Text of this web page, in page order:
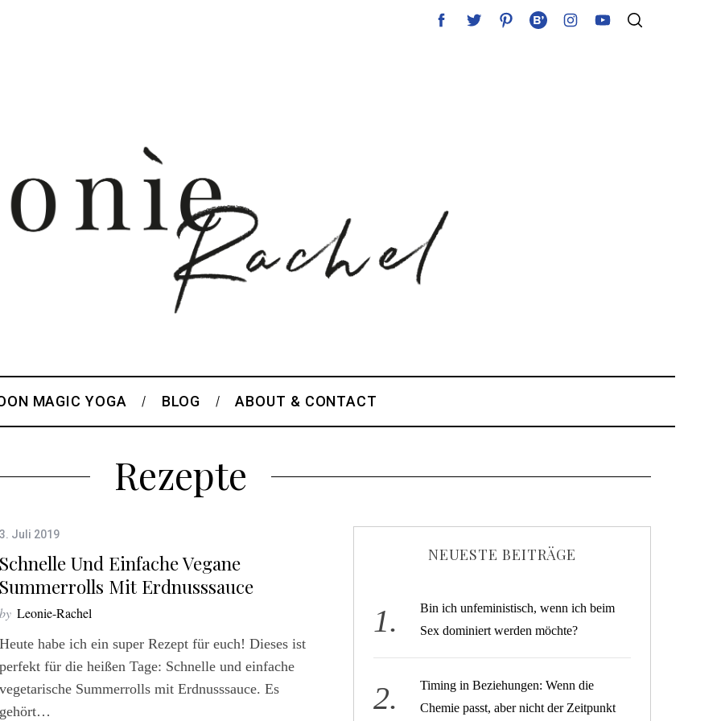
MAGIC YOGA BLOG ABOUT & CONTACT
Rezepte
3. Juli 2019
Schnelle Und Einfache Vegane
Summerrolls Mit Erdnusssauce
by Leonie-Rachel
Heute habe ich ein super Rezept für euch! Dieses ist
perfekt für die heißen Tage: Schnelle und einfache
vegetarische Summerrolls mit Erdnusssauce. Es
gehört…
NEUESTE BEITRÄGE
Bin ich unfeministisch, wenn ich beim
Sex dominiert werden möchte?
Timing in Beziehungen: Wenn die
Chemie passt, aber nicht der Zeitpunkt